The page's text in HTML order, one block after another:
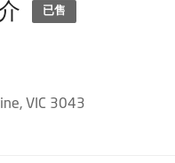
已售
VIC 3043